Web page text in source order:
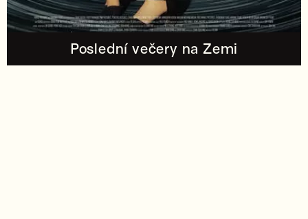
Poslední večery na Zemi